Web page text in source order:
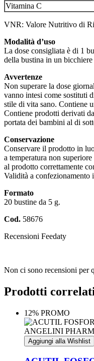
Vitamina C
VNR: Valore Nutritivo di
Modalità d’uso
La dose consigliata è di 1
della bustina in un
Avvertenze
Non superare la dose
vanno intesi come sostituti
stile di vita sano. Contiene
Contiene prodotti derivati da
portata dei bambini al di
Conservazione
Conservare il prodotto in
a temperatura non
al prodotto correttamente
Validità a confezionamento
Formato
20 bustine da 5 g.
Cod. 58676
Recensioni Feedaty
Non ci sono recensioni per
Prodotti
12% PROMO
Aggiungi alla Wishlist